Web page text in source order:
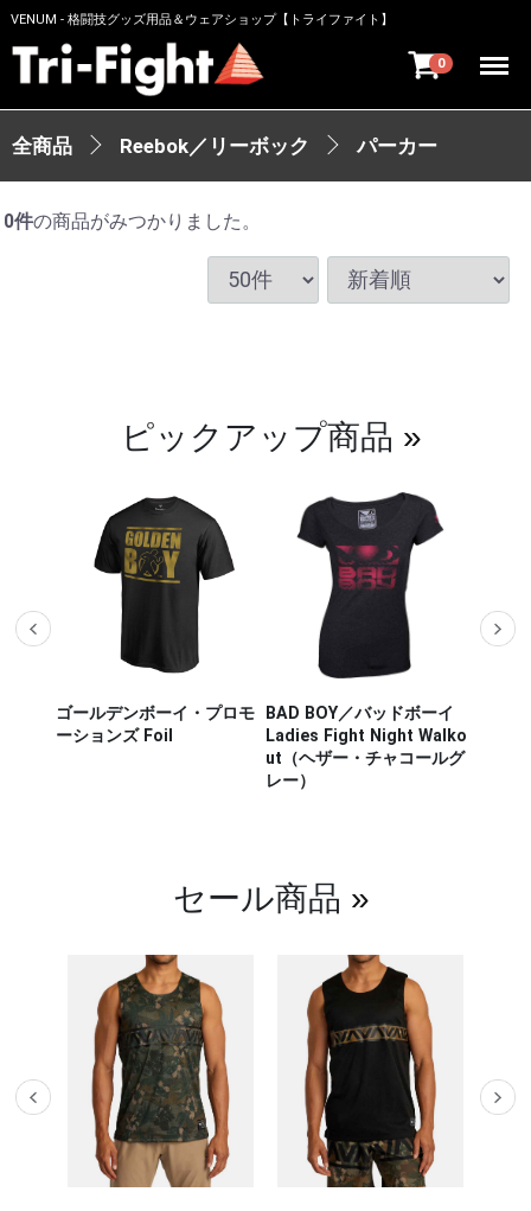
VENUM - 格闘技グッズ用品＆ウェアショップ【トライファイト】
0 Menu
全商品 Reebok／リーボック パーカー
0件の商品がみつかりました。
ピックアップ商品 »
ゴールデンボーイ・プロモ
ーションズ Foil
BAD BOY／バッドボーイ
Ladies Fight Night Walko
ut（ヘザー・チャコールグ
レー）
セール商品 »